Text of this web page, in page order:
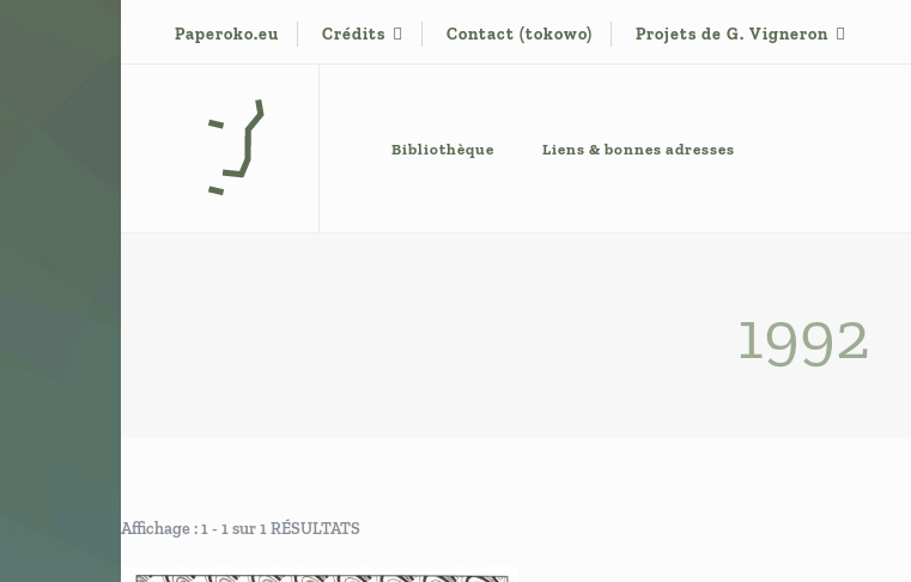
Paperoko.eu Crédits Contact (tokowo) Projets de G. Vigneron
Base de conaissance de G. VigneronBibliothèque Liens & bonnes adresses
1992
Affichage : 1 - 1 sur 1 RÉSULTATS